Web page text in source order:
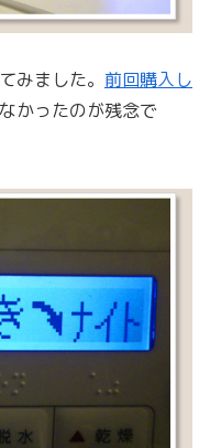
みました。 前回購入し
かったのが残念で